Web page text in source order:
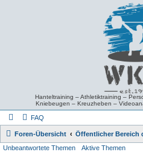
Hanteltraining – Athletiktraining –
Kniebeugen – Kreuzheben –
FAQ
Foren-Übersicht Öffentlicher Bereich
Unbeantwortete Themen Aktive Themen